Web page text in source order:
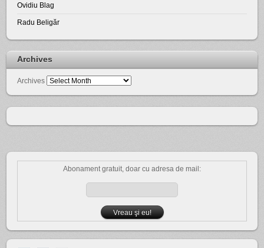
Ovidiu Blag
Radu Beligăr
Archives
Archives
Abonament gratuit, doar cu adresa de mail: